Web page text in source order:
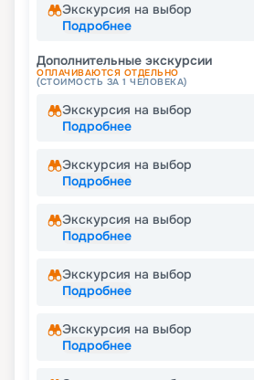
Экскурсия на выбор
Подробнее
Дополнительные экскурсии
ОПЛАЧИВАЮТСЯ ОТДЕЛЬНО
(СТОИМОСТЬ ЗА 1 ЧЕЛОВЕКА)
Экскурсия на выбор
Подробнее
Экскурсия на выбор
Подробнее
Экскурсия на выбор
Подробнее
Экскурсия на выбор
Подробнее
Экскурсия на выбор
Подробнее